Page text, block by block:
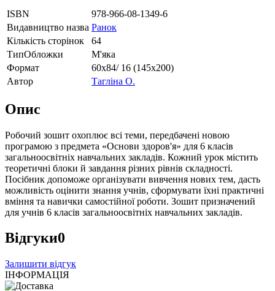
ISBN
978-966-08-1349-6
Видавництво назва Ранок
Кількість сторінок
64
ТипОбложки
М'яка
Формат
60х84/ 16 (145х200)
Автор
Тагліна О.
Опис
Робочий зошит охоплює всі теми, передбачені новою
програмою з предмета «Основи здоров'я» для 6 класів
загальноосвітніх навчальних закладів. Кожний урок містить
теоретичні блоки й завдання різних рівнів складності.
Посібник допоможе організувати вивчення нових тем, дасть
можливість оцінити знання учнів, сформувати їхні практичні
вміння та навички самостійної роботи. Зошит призначений
для учнів 6 класів загальноосвітніх навчальних закладів.
Відгуки0
Залишити відгук
ІНФОРМАЦІЯ